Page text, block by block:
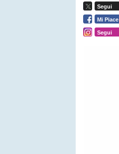
Segui
Mi Piace
Segui